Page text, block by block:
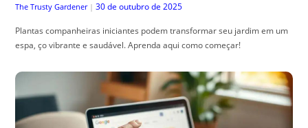
The Trusty Gardener | 30 de outubro de 2025
Plantas companheiras iniciantes podem transformar seu jardim em um
espa, ço vibrante e saudável. Aprenda aqui como começar!